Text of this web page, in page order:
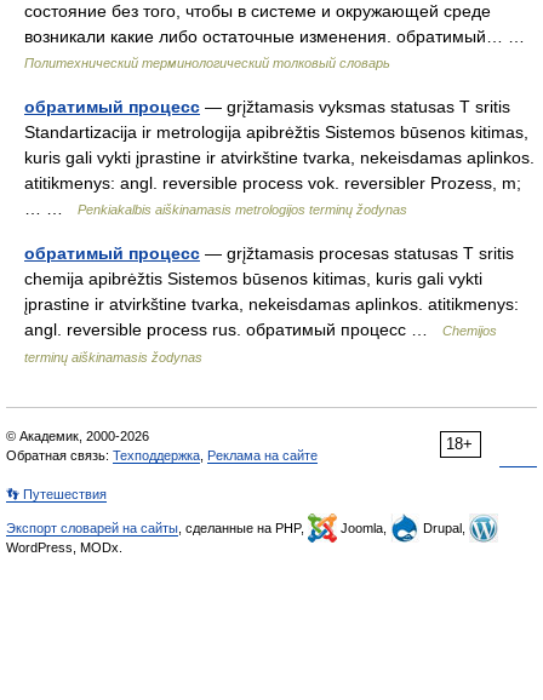
состояние без того, чтобы в системе и окружающей среде
возникали какие либо остаточные изменения. обратимый… …
Политехнический терминологический толковый словарь
обратимый процесс — grįžtamasis vyksmas statusas T sritis
Standartizacija ir metrologija apibrėžtis Sistemos būsenos kitimas,
kuris gali vykti įprastine ir atvirkštine tvarka, nekeisdamas aplinkos.
atitikmenys: angl. reversible process vok. reversibler Prozess, m;
Penkiakalbis aiškinamasis metrologijos terminų žodynas
обратимый процесс — grįžtamasis procesas statusas T sritis
chemija apibrėžtis Sistemos būsenos kitimas, kuris gali vykti
įprastine ir atvirkštine tvarka, nekeisdamas aplinkos. atitikmenys:
angl. reversible process rus. обратимый процесс …
Chemijos
terminų aiškinamasis žodynas
18+
© Академик, 2000-2026
Обратная связь: Техподдержка Реклама на сайте
👣 Путешествия
Экспорт словарей на сайты , сделанные на PHP, Joomla,
Drupal,
WordPress, MODx.